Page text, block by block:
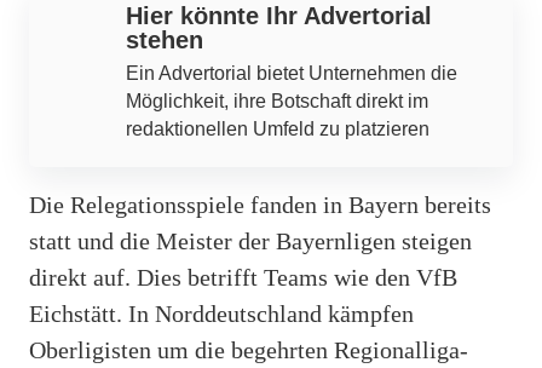
Hier könnte Ihr Advertorial
stehen
Ein Advertorial bietet Unternehmen die
Möglichkeit, ihre Botschaft direkt im
redaktionellen Umfeld zu platzieren
Die Relegationsspiele fanden in Bayern bereits
statt und die Meister der Bayernligen steigen
direkt auf. Dies betrifft Teams wie den VfB
Eichstätt. In Norddeutschland kämpfen
Oberligisten um die begehrten Regionalliga-